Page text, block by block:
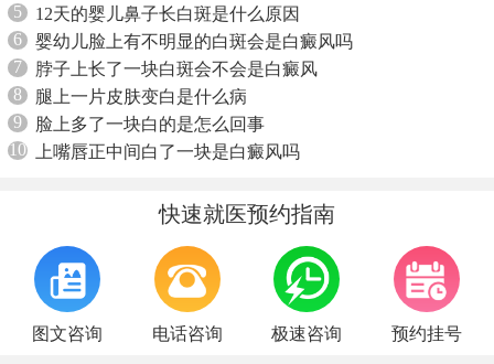
5
12天的婴儿鼻子长白斑是什么原因
6
婴幼儿脸上有不明显的白斑会是白癜风吗
7
脖子上长了一块白斑会不会是白癜风
8
腿上一片皮肤变白是什么病
9
脸上多了一块白的是怎么回事
10
上嘴唇正中间白了一块是白癜风吗
快速就医预约指南
图文咨询 电话咨询 极速咨询 预约挂号